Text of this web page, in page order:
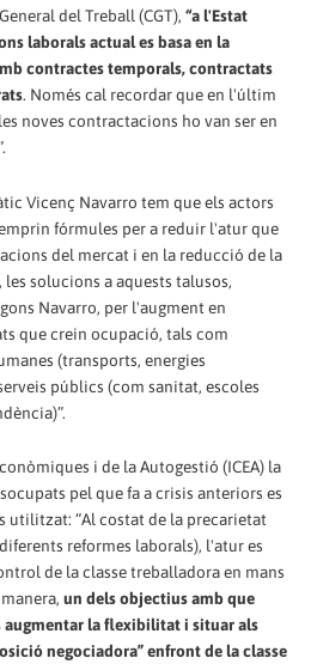
del Treball (CGT), “a l'Estat
laborals actual es basa en la
contractes temporals, contractats
. Només cal recordar que en l'últim
noves contractacions ho van ser en
Vicenç Navarro tem que els actors
fórmules per a reduir l'atur que
del mercat i en la reducció de la
solucions a aquests talusos,
Navarro, per l'augment en
que crein ocupació, tals com
(transports, energies
públics (com sanitat, escoles
i de la Autogestió (ICEA) la
pel que fa a crisis anteriors es
utilitzat: “Al costat de la precarietat
reformes laborals), l'atur es
de la classe treballadora en mans
un dels objectius amb que
la flexibilitat i situar als
negociadora” enfront de la classe